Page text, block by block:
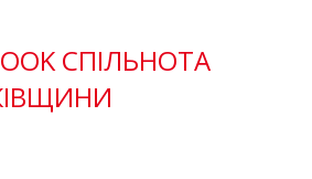
СПІЛЬНОТА